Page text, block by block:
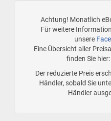
Achtung! Monatlich
Für weitere
unsere
Eine Übersicht aller
finden Sie hier:
Der reduzierte Preis
Händler, sobald Sie
Händler